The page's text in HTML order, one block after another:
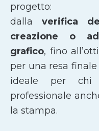
progetto:
dalla verifica
creazione o
grafico, fino
per una resa
ideale per chi
professionale
la stampa.